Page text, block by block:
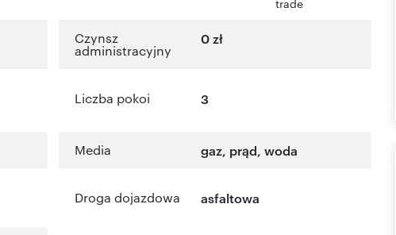
Czynsz
administracyjny
0 zł
Liczba pokoi 3
Media gaz, prąd, woda
Droga dojazdowa asfaltowa